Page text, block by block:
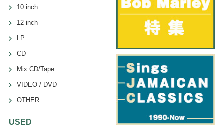
10 inch
12 inch
LP
CD
Mix CD/Tape
VIDEO / DVD
OTHER
USED